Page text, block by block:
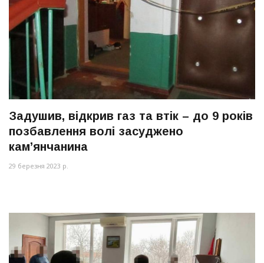
Задушив, відкрив газ та втік – до 9 років
позбавлення волі засуджено
кам’янчанина
29 березня 2023 р.